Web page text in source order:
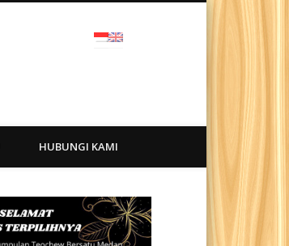
HUBUNGI KAMI